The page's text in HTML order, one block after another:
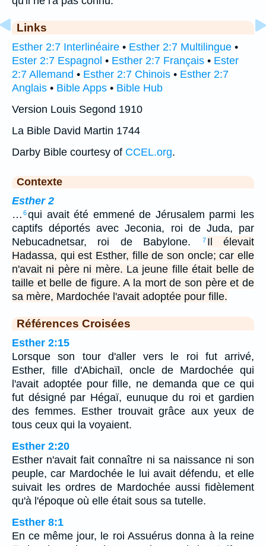
Links
Esther 2:7 Interlinéaire • Esther 2:7 Multilingue •
Ester 2:7 Espagnol • Esther 2:7 Français • Ester
2:7 Allemand • Esther 2:7 Chinois • Esther 2:7
Anglais • Bible Apps • Bible Hub
Version Louis Segond 1910
La Bible David Martin 1744
Darby Bible courtesy of CCEL.org.
Contexte
Esther 2
… 6qui avait été emmené de Jérusalem parmi les
captifs déportés avec Jeconia, roi de Juda, par
Nebucadnetsar, roi de Babylone.
7 Il élevait
Hadassa, qui est Esther, fille de son oncle; car elle
n'avait ni père ni mère. La jeune fille était belle de
taille et belle de figure. A la mort de son père et de
sa mère, Mardochée l'avait adoptée pour fille.
Références Croisées
Esther 2:15
Lorsque son tour d'aller vers le roi fut arrivé,
Esther, fille d'Abichaïl, oncle de Mardochée qui
l'avait adoptée pour fille, ne demanda que ce qui
fut désigné par Hégaï, eunuque du roi et gardien
des femmes. Esther trouvait grâce aux yeux de
tous ceux qui la voyaient.
Esther 2:20
Esther n'avait fait connaître ni sa naissance ni son
peuple, car Mardochée le lui avait défendu, et elle
suivait les ordres de Mardochée aussi fidèlement
qu'à l'époque où elle était sous sa tutelle.
Esther 8:1
En ce même jour, le roi Assuérus donna à la reine